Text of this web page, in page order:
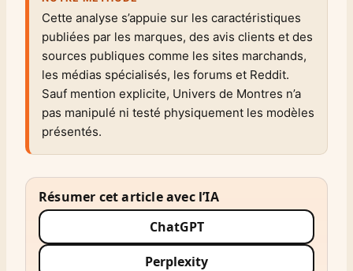
Cette analyse s’appuie sur les caractéristiques
publiées par les marques, des avis clients et des
sources publiques comme les sites marchands,
les médias spécialisés, les forums et Reddit.
Sauf mention explicite, Univers de Montres n’a
pas manipulé ni testé physiquement les modèles
présentés.
Résumer cet article avec l’IA
ChatGPT
Perplexity